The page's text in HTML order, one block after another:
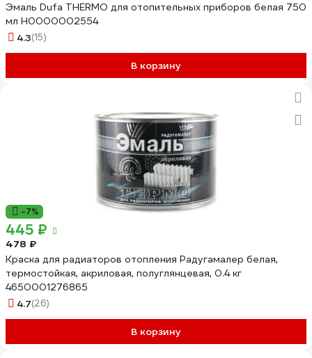
Эмаль Dufa THERMO для отопительных приборов белая 750
мл Н0000002554
4.3(15)
В корзину
-7%
445 ₽
478 ₽
Краска для радиаторов отопления Радугамалер белая,
термостойкая, акриловая, полуглянцевая, 0.4 кг
4650001276865
4.7(26)
В корзину